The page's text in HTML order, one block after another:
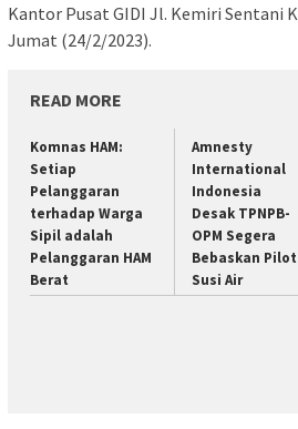
Kantor Pusat GIDI Jl. Kemiri Sentani
Jumat (24/2/2023).
READ MORE
Komnas HAM:
Setiap
Pelanggaran
terhadap Warga
Sipil adalah
Pelanggaran HAM
Berat
Amnesty
International
Indonesia
Desak TPNPB-
OPM Segera
Bebaskan Pilot
Susi Air